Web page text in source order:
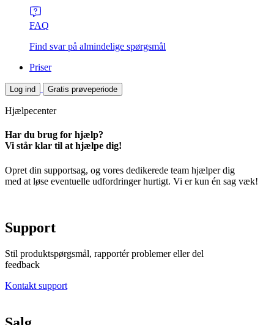
FAQ
Find svar på almindelige spørgsmål
Priser
Log ind Gratis prøveperiode
Hjælpecenter
Har du brug for hjælp?
Vi står klar til at hjælpe dig!
Opret din supportsag, og vores dedikerede team hjælper dig
med at løse eventuelle udfordringer hurtigt. Vi er kun én sag væk!
Support
Stil produktspørgsmål, rapportér problemer eller del
feedback
Kontakt support